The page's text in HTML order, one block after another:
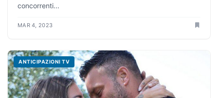
concorrenti...
MAR 4, 2023
ANTICIPAZIONI TV